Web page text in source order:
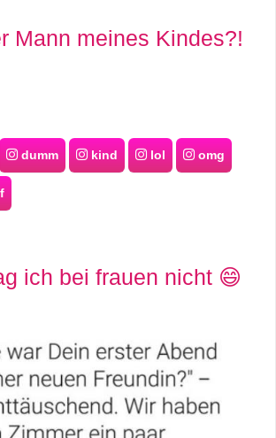
Mann meines Kindes?!
dumm kind lol omg
ich bei frauen nicht 😄